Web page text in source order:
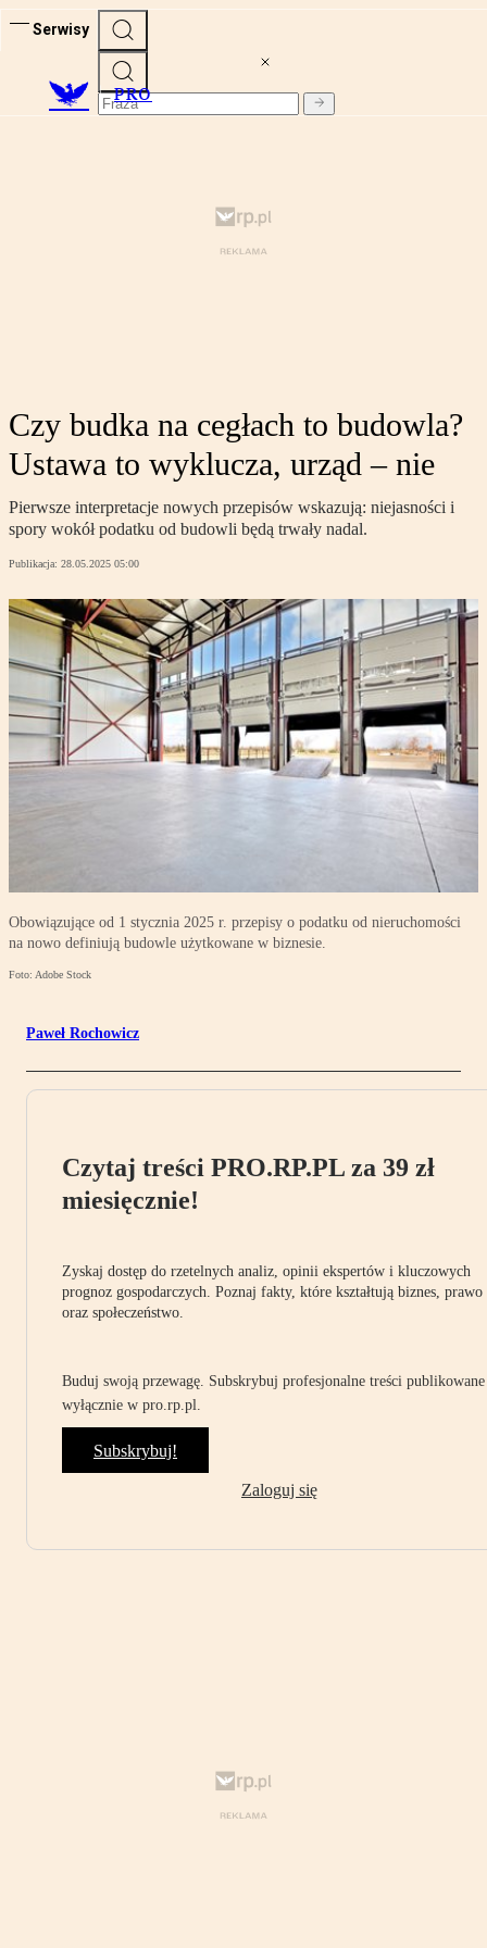
Serwisy
PRO
Czy budka na cegłach to budowla?
Ustawa to wyklucza, urząd – nie
Pierwsze interpretacje nowych przepisów wskazują: niejasności i
spory wokół podatku od budowli będą trwały nadal.
Publikacja: 28.05.2025 05:00
Obowiązujące od 1 stycznia 2025 r. przepisy o podatku od nieruchomości
na nowo definiują budowle użytkowane w biznesie.
Foto: Adobe Stock
Paweł Rochowicz
Czytaj treści PRO.RP.PL za 39 zł
miesięcznie!
Zyskaj dostęp do rzetelnych analiz, opinii ekspertów i kluczowych
prognoz gospodarczych. Poznaj fakty, które kształtują biznes, prawo
oraz społeczeństwo.
Buduj swoją przewagę. Subskrybuj profesjonalne treści publikowane
wyłącznie w pro.rp.pl.
Subskrybuj!
Zaloguj się